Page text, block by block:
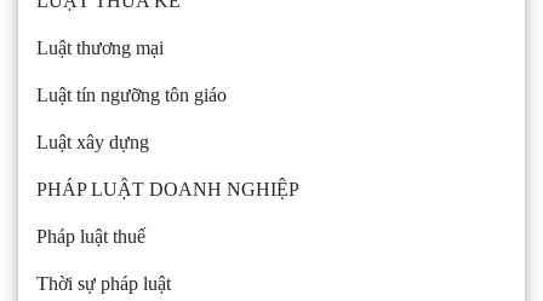
Luật thương mại
Luật tín ngưỡng tôn giáo
Luật xây dựng
PHÁP LUẬT DOANH NGHIỆP
Pháp luật thuế
Thời sự pháp luật